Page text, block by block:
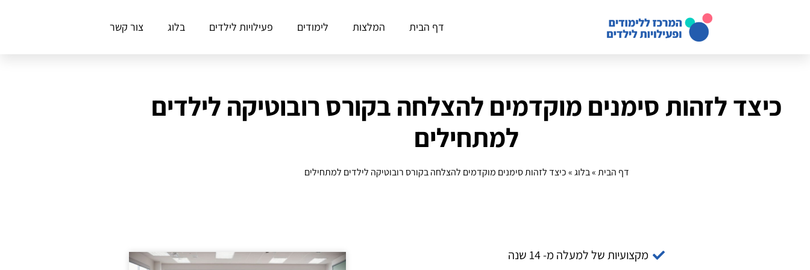
דף הבית המלצות לימודים פעילויות לילדים בלוג צור קשר
כיצד לזהות סימנים מוקדמים להצלחה בקורס רובוטיקה לילדים
למתחילים
דף הבית»בלוג»כיצד לזהות סימנים מוקדמים להצלחה בקורס רובוטיקה לילדים למתחילים
מקצועיות של למעלה מ- 14 שנה